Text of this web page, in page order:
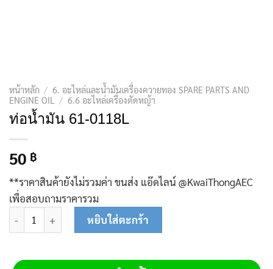
หน้าหลัก / 6. อะไหล่และน้ำมันเครื่องควายทอง SPARE PARTS AND
ENGINE OIL
/ 6.6 อะไหล่เครื่องตัดหญ้า
ท่อน้ำมัน 61-0118L
50 ฿
**ราคาสินค้ายังไม่รวมค่า ขนส่ง แอ๊ดไลน์ @KwaiThongAEC
เพื่อสอบถามราคารวม
จำนวน ท่อน้ำมัน 61-0118L ชิ้น
หยิบใส่ตะกร้า